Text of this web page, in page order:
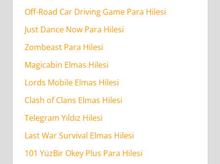
Off-Road Car Driving Game Para Hilesi
Just Dance Now Para Hilesi
Zombeast Para Hilesi
Magicabin Elmas Hilesi
Lords Mobile Elmas Hilesi
Clash of Clans Elmas Hilesi
Telegram Yıldız Hilesi
Last War Survival Elmas Hilesi
101 YüzBir Okey Plus Para Hilesi